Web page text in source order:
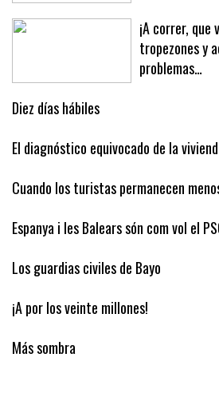
¡A correr, que
tropezones y
problemas…
Diez días hábiles
El diagnóstico equivocado de la
Cuando los turistas permanecen
Espanya i les Balears són com vol el
Los guardias civiles de Bayo
¡A por los veinte millones!
Más sombra